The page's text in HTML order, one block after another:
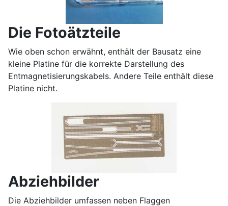
Die Fotoätzteile
Wie oben schon erwähnt, enthält der Bausatz eine
kleine Platine für die korrekte Darstellung des
Entmagnetisierungskabels. Andere Teile enthält diese
Platine nicht.
Abziehbilder
Die Abziehbilder umfassen neben Flaggen